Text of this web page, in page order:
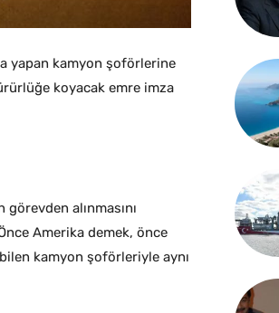
yapan kamyon şoförlerine
koyacak emre imza
alınmasını
Amerika demek, önce
kamyon şoförleriyle aynı